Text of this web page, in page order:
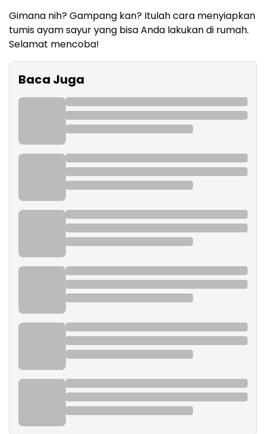
Gimana nih? Gampang kan? Itulah cara menyiapkan
tumis ayam sayur yang bisa Anda lakukan di rumah.
Selamat mencoba!
Baca Juga